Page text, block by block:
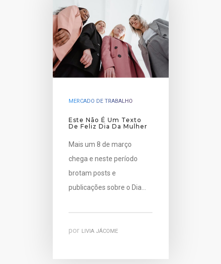
MERCADO DE TRABALHO
Este Não É Um Texto
De Feliz Dia Da Mulher
Mais um 8 de março
chega e neste período
brotam posts e
publicações sobre o Dia…
por LIVIA JÁCOME